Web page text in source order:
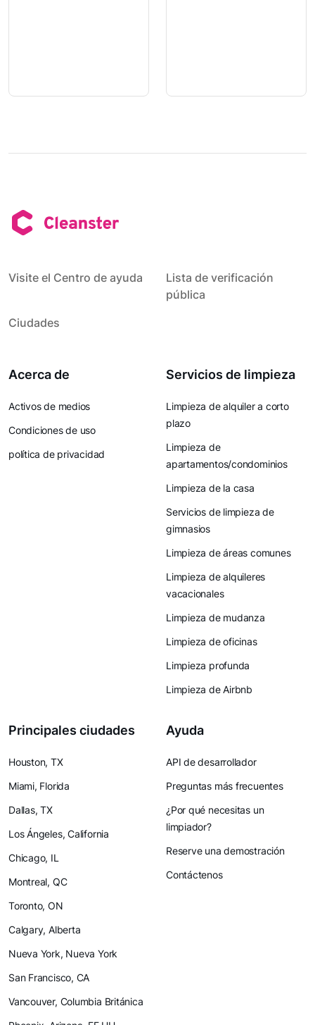
Visite el Centro de ayuda
Lista de verificación
pública
Ciudades
Acerca de
Activos de medios
Condiciones de uso
política de privacidad
Servicios de limpieza
Limpieza de alquiler a corto
plazo
Limpieza de
apartamentos/condominios
Limpieza de la casa
Servicios de limpieza de
gimnasios
Limpieza de áreas comunes
Limpieza de alquileres
vacacionales
Limpieza de mudanza
Limpieza de oficinas
Limpieza profunda
Limpieza de Airbnb
Principales ciudades
Houston, TX
Miami, Florida
Dallas, TX
Los Ángeles, California
Chicago, IL
Montreal, QC
Toronto, ON
Calgary, Alberta
Nueva York, Nueva York
San Francisco, CA
Vancouver, Columbia Británica
Ayuda
API de desarrollador
Preguntas más frecuentes
¿Por qué necesitas un
limpiador?
Reserve una demostración
Contáctenos